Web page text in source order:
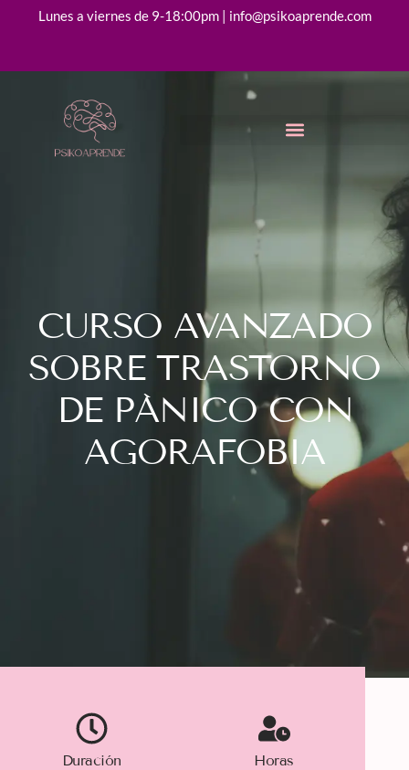
Lunes a viernes de 9-18:00pm | info@psikoaprende.com
CURSO AVANZADO
SOBRE TRASTORNO
DE PÁNICO CON
AGORAFOBIA
Duración Horas